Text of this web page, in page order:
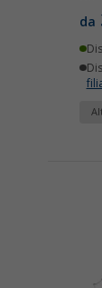
da